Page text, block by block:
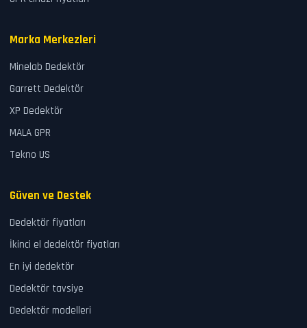
Marka Merkezleri
Minelab Dedektör
Garrett Dedektör
XP Dedektör
MALA GPR
Tekno US
Güven ve Destek
Dedektör fiyatları
İkinci el dedektör fiyatları
En iyi dedektör
Dedektör tavsiye
Dedektör modelleri